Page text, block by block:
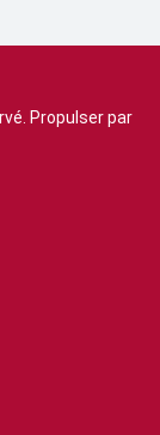
Propulser par